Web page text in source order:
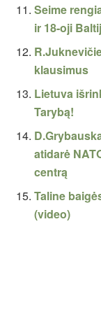
Seime
ir 18-oji
klausimus
Lietuva
Tarybą!
atidarė
centrą
Taline
(video)